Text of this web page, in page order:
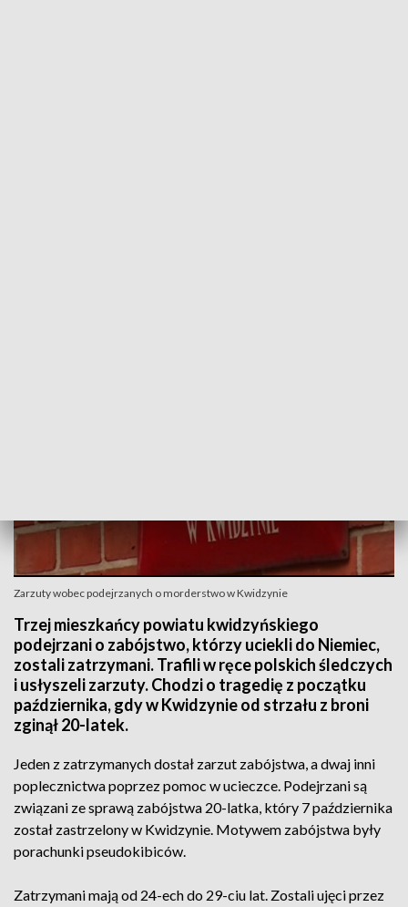
Zarzuty wobec podejrzanych o morderstwo w Kwidzynie
Trzej mieszkańcy powiatu kwidzyńskiego
podejrzani o zabójstwo, którzy uciekli do Niemiec,
zostali zatrzymani. Trafili w ręce polskich śledczych
i usłyszeli zarzuty. Chodzi o tragedię z początku
października, gdy w Kwidzynie od strzału z broni
zginął 20-latek.
Jeden z zatrzymanych dostał zarzut zabójstwa, a dwaj inni
poplecznictwa poprzez pomoc w ucieczce. Podejrzani są
związani ze sprawą zabójstwa 20-latka, który 7 października
został zastrzelony w Kwidzynie. Motywem zabójstwa były
porachunki pseudokibiców.
Zatrzymani mają od 24-ech do 29-ciu lat. Zostali ujęci przez